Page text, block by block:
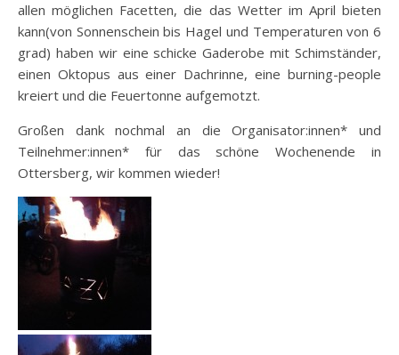
allen möglichen Facetten, die das Wetter im April bieten
kann(von Sonnenschein bis Hagel und Temperaturen von 6
grad) haben wir eine schicke Gaderobe mit Schimständer,
einen Oktopus aus einer Dachrinne, eine burning-people
kreiert und die Feuertonne aufgemotzt.
Großen dank nochmal an die Organisator:innen* und
Teilnehmer:innen* für das schöne Wochenende in
Ottersberg, wir kommen wieder!